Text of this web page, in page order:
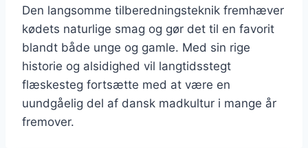
Den langsomme tilberedningsteknik fremhæver
kødets naturlige smag og gør det til en favorit
blandt både unge og gamle. Med sin rige
historie og alsidighed vil langtidsstegt
flæskesteg fortsætte med at være en
uundgåelig del af dansk madkultur i mange år
fremover.